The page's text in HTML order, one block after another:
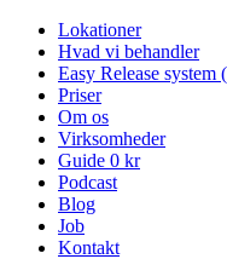
Lokationer
Hvad vi behandler
Easy Release system
Priser
Om os
Virksomheder
Guide 0 kr
Podcast
Blog
Job
Kontakt